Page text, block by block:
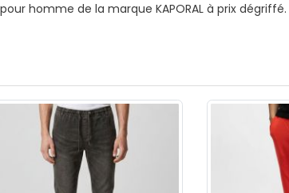
homme de la marque KAPORAL à prix dégriffé.